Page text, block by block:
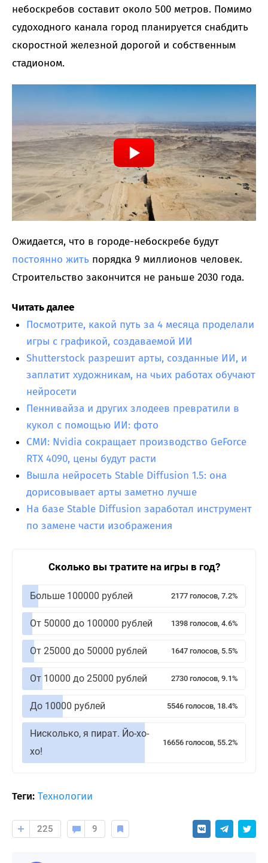
небоскребов составит около 500 метров. Помимо
судоходного канала город планируется снабдить
скоростной железной дорогой и собственным
стадионом.
Ожидается, что в городе-небоскребе будут
постоянно жить порядка 9 миллионов человек.
Строительство закончится не раньше 2030 года.
Читать далее
Посмотрите, какой путь за 4 месяца проделали
игры с графикой, создаваемой ИИ
Shutterstock разрешит арты, созданные ИИ, и
заплатит художникам, на чьих работах обучают
нейросети
Пеннивайза и других злодеев превратили в
кукол с помощью ИИ: фото
СМИ: Nvidia сокращает производство GeForce
RTX 4090, цены будут расти
Вышла нейросеть Stable Diffusion 1.5: она
дорисовывает арты заметно лучше
На базе Stable Diffusion заработал инструмент
по замене части изображения
Сколько вы тратите на игры в год?
Больше 100000 рублей 2177 голосов, 7.2%
От 50000 до 100000 рублей 1398 голосов, 4.6%
От 25000 до 50000 рублей 1647 голосов, 5.5%
От 10000 до 25000 рублей 2730 голосов, 9.1%
До 10000 рублей 5546 голосов, 18.4%
Нисколько, я пират. Йо-хо-
хо!
16656 голосов, 55.2%
Теги: Технологии
225 9